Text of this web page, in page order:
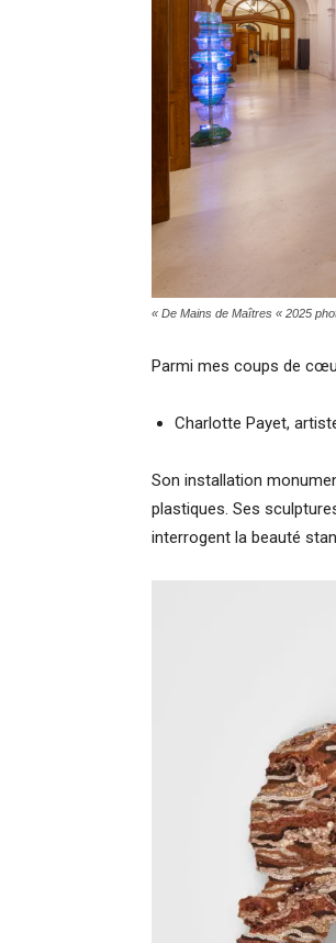
« De Mains de Maîtres « 2025
Parmi mes coups de
Charlotte Payet,
Son installation
plastiques. Ses
interrogent la beauté